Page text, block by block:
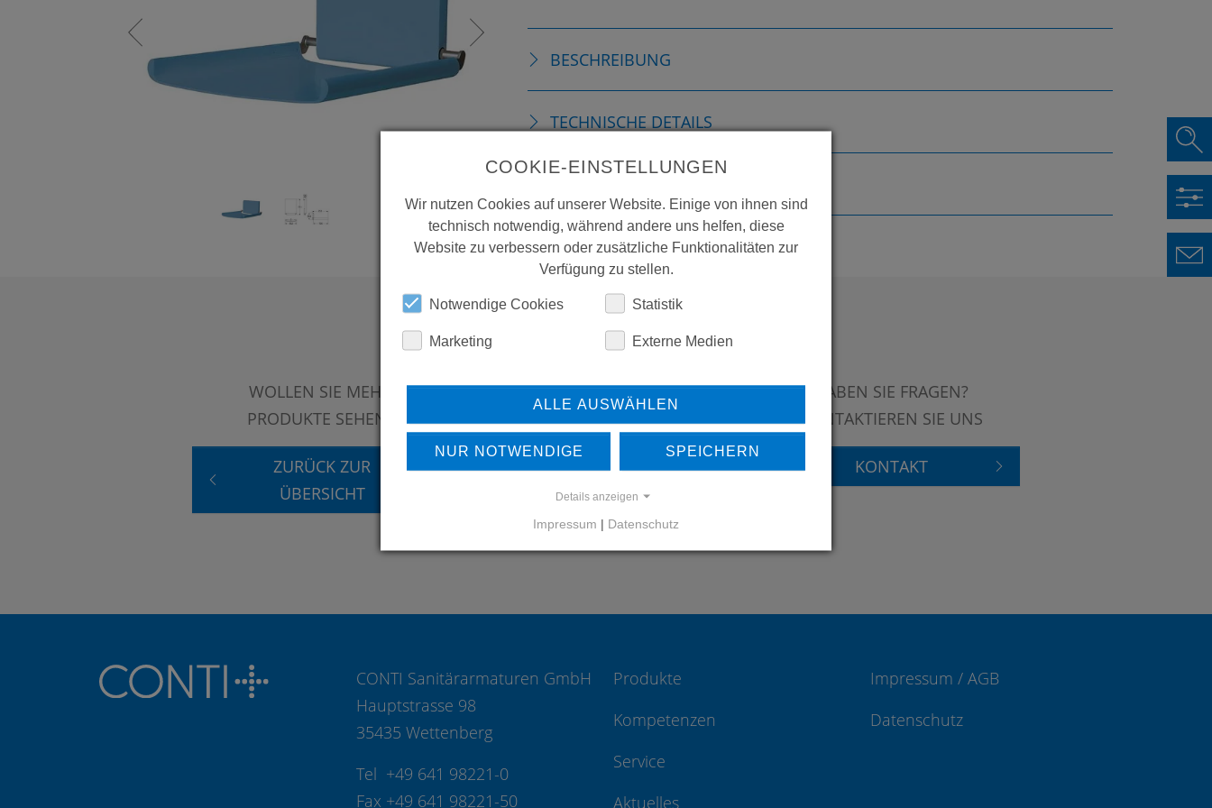
BESCHREIBUNG
TECHNISCHE DETAILS
WOLLEN SIE MEHR
PRODUKTE SEHEN?
ZURÜCK ZUR
ÜBERSICHT
ERFAHREN SIE MEHR ÜBER
UNSERE REFERENZEN
REFERENZEN
HABEN SIE FRAGEN?
KONTAKTIEREN SIE UNS
KONTAKT
CONTI Sanitärarmaturen GmbH
Hauptstrasse 98
35435 Wettenberg
Tel +49 641 98221-0
Fax +49 641 98221-50
Produkte
Kompetenzen
Service
Aktuelles
Impressum / AGB
Datenschutz
COOKIE-EINSTELLUNGEN
Wir nutzen Cookies auf unserer Website. Einige von ihnen sind
technisch notwendig, während andere uns helfen, diese
Website zu verbessern oder zusätzliche Funktionalitäten zur
Verfügung zu stellen.
Notwendige Cookies Statistik
Marketing Externe Medien
ALLE AUSWÄHLEN
NUR NOTWENDIGE SPEICHERN
Details anzeigen
Impressum | Datenschutz